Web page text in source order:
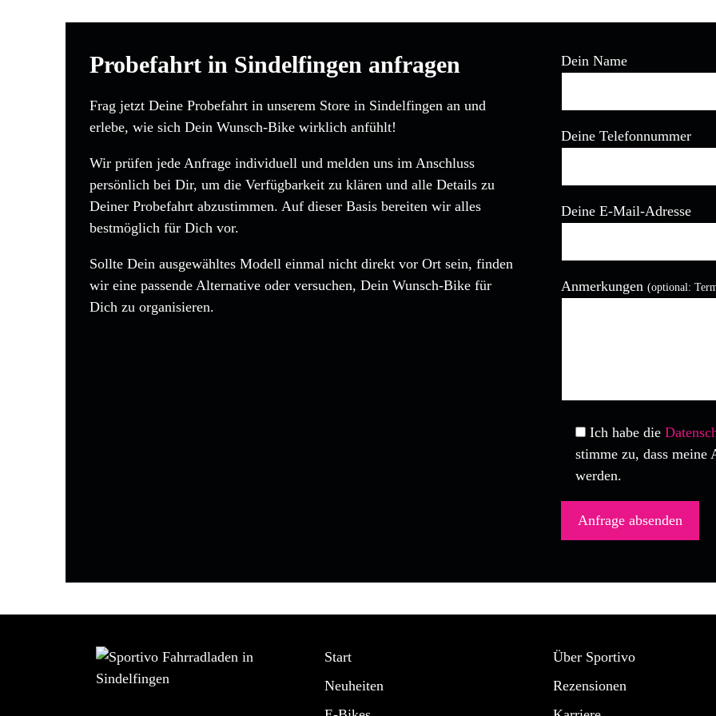
Probefahrt in Sindelfingen anfragen
Frag jetzt Deine Probefahrt in unserem Store in Sindelfingen an und
erlebe, wie sich Dein Wunsch-Bike wirklich anfühlt!
Wir prüfen jede Anfrage individuell und melden uns im Anschluss
persönlich bei Dir, um die Verfügbarkeit zu klären und alle Details zu
Deiner Probefahrt abzustimmen. Auf dieser Basis bereiten wir alles
bestmöglich für Dich vor.
Sollte Dein ausgewähltes Modell einmal nicht direkt vor Ort sein, finden
wir eine passende Alternative oder versuchen, Dein Wunsch-Bike für
Dich zu organisieren.
Dein Name
Deine Telefonnummer
Deine E-Mail-Adresse
Bitte lasse dieses Feld leer.
Anmerkungen (optional:
Ich habe die
stimme zu, dass meine
werden.
Start
Neuheiten
Über Sportivo
Rezensionen